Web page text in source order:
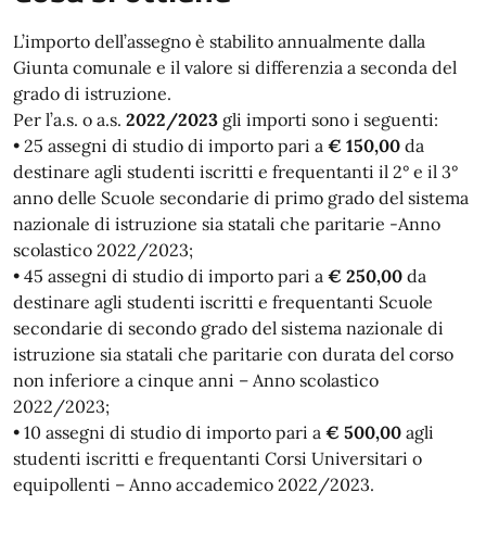
L’importo dell’assegno è stabilito annualmente dalla
Giunta comunale e il valore si differenzia a seconda del
grado di istruzione.
Per l’a.s. o a.s. 2022/2023 gli importi sono i seguenti:
• 25 assegni di studio di importo pari a € 150,00 da
destinare agli studenti iscritti e frequentanti il 2° e il 3°
anno delle Scuole secondarie di primo grado del sistema
nazionale di istruzione sia statali che paritarie -Anno
scolastico 2022/2023;
• 45 assegni di studio di importo pari a € 250,00 da
destinare agli studenti iscritti e frequentanti Scuole
secondarie di secondo grado del sistema nazionale di
istruzione sia statali che paritarie con durata del corso
non inferiore a cinque anni – Anno scolastico
2022/2023;
• 10 assegni di studio di importo pari a € 500,00 agli
studenti iscritti e frequentanti Corsi Universitari o
equipollenti – Anno accademico 2022/2023.